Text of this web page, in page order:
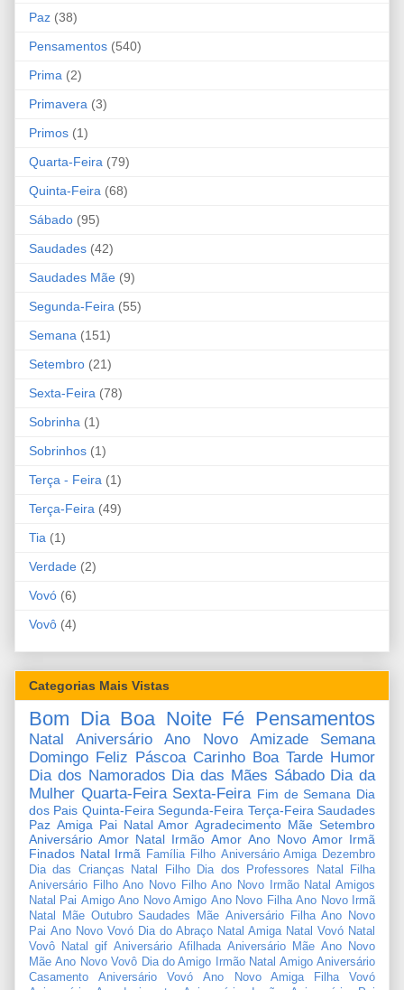
Paz (38)
Pensamentos (540)
Prima (2)
Primavera (3)
Primos (1)
Quarta-Feira (79)
Quinta-Feira (68)
Sábado (95)
Saudades (42)
Saudades Mãe (9)
Segunda-Feira (55)
Semana (151)
Setembro (21)
Sexta-Feira (78)
Sobrinha (1)
Sobrinhos (1)
Terça - Feira (1)
Terça-Feira (49)
Tia (1)
Verdade (2)
Vovó (6)
Vovô (4)
Categorias Mais Vistas
Bom Dia Boa Noite Fé Pensamentos
Natal Aniversário Ano Novo Amizade
Semana
Domingo Feliz Páscoa Carinho Boa Tarde Humor
Dia dos Namorados Dia das Mães Sábado Dia da
Mulher Quarta-Feira Sexta-Feira Fim de Semana Dia
dos Pais Quinta-Feira Segunda-Feira Terça-Feira Saudades
Paz Amiga Pai Natal Amor Agradecimento Mãe Setembro
Aniversário Amor Natal Irmão Amor Ano Novo Amor Irmã
Finados Natal Irmã Família Filho Aniversário Amiga Dezembro
Dia das Crianças
Natal Filho Dia dos Professores
Natal Filha
Aniversário Filho Ano Novo Filho Ano Novo Irmão Natal Amigos
Natal Pai Amigo Ano Novo Amigo Ano Novo Filha Ano Novo Irmã
Natal Mãe Outubro Saudades Mãe Aniversário Filha Ano Novo
Pai Ano Novo Vovó Dia do Abraço Natal Amiga Natal Vovó Natal
Vovô
Natal gif Aniversário Afilhada Aniversário Mãe Ano Novo
Mãe Ano Novo Vovô Dia do Amigo Irmão Natal Amigo Aniversário
Casamento
Aniversário Vovó Ano Novo Amiga Filha
Vovó